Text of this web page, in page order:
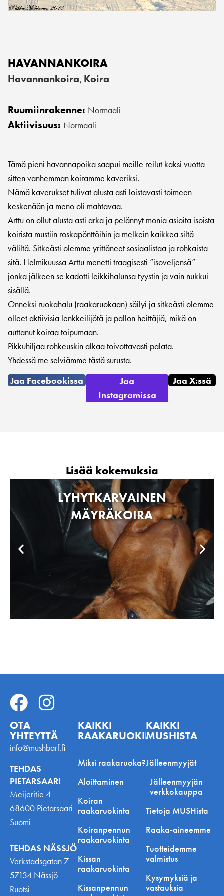
HAVANNANKOIRA
Havannankoira, Koira
Ruumiinrakenne: Normaali
Aktiivisuus: Normaali
Tämä pieni havannapoika saapui meille reilut kaksi vuotta
sitten vanhemman koiramme kaveriksi.
Nämä kaverukset tulivat alusta asti loistavasti toimeen
keskenään ja meno oli mahtavaa.
Arttu on ollut alusta asti arka ja pelännyt monia asioita isoista
koirista mustiin roskapönttöihin ja melkein kaikkea siltä
väliltä. Sitkeästi olemme yrittäneet sosiaalistaa ja rohkaista
sitä. Helmikuussa Arttu menetti traagisesti ”isoveljensä”
jonka jälkeen se kadotti leikkihalunsa tyystin ja vain nukkui
sisällä.
Onneksi ruokahalu (raakaruokaan) säilyi ja sitkeästi olemme
olleet aktiivisia lenkkeilijötä ja pallon heittäjiä, mikä on
auttanut koiraa toipumaan.
Pikkuhiljaa rohkeuskin alkaa toivottavasti palata.
Yhdessä me selviämme tästä surusta.
Jaa Facebookissa
Jaa
Instagramissa
Jaa X:ssä
Lisää kokemuksia
LYHYTKARVAINEN
MÄYRÄKOIRA
OTA
YHTEYTTÄ
info@mushbarf.fi
TEHDAS
PIETARSAARI
Meijeritie 4
68600 Pietarsaari
Suomi
TEHDAS NÄSSJÖ
Verkstadsgatan 7
57134 Nässjö
Ruotsi
KAIKKI
RAAKARUOKINNASTA
Miksi raakaruoka?
Aloittaminen
Koiran
raakaruokinta
Koiranpennun
raakaruokinta
Kissan
raakaruokinta
Kissanpennun
KAIKKI
MUSHISTA
Jälleenmyyjät
Jälleenmyyjän
verkkokauppa
Tietoja MUSHista
Raaka-aineemme
Tuotteidemme
valmistus
Kysymyksiä ja
vastauksia